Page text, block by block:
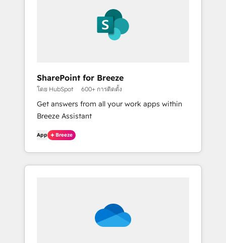
SharePoint for Breeze
โดย HubSpot 600+ การติดตั้ง
Get answers from all your work apps within
Breeze Assistant
App Breeze